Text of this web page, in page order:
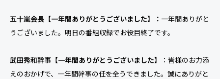
五十嵐会長【一年間ありがとうございました】： 一年間ありがと
うございました。明日の番組収録でお役目終了です。
武田秀和幹事【一年間ありがとうございました】
：皆様のお力添
えのおかげで、一年間幹事の任を全うできました。誠にありがと